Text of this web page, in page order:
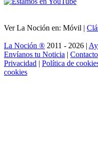
Ver La Noción en: Móvil |
La Noción ® 2011 - 2026 |
Envíanos tu Noticia | Contacto
Privacidad | Política de
cookies